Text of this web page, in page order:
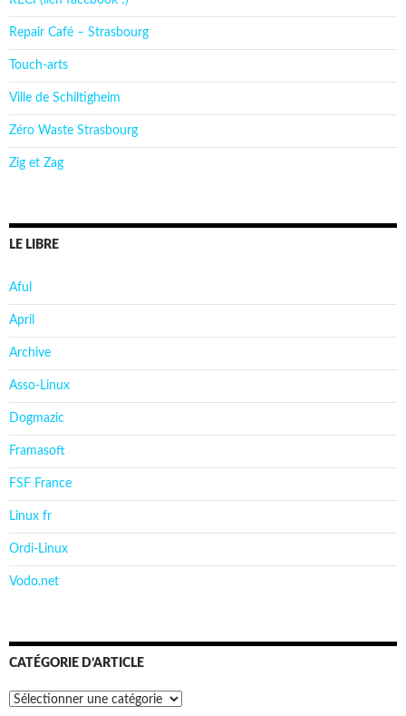
Repair Café – Strasbourg
Touch-arts
Ville de Schiltigheim
Zéro Waste Strasbourg
Zig et Zag
LE LIBRE
Aful
April
Archive
Asso-Linux
Dogmazic
Framasoft
FSF France
Linux fr
Ordi-Linux
Vodo.net
CATÉGORIE D’ARTICLE
Catégorie